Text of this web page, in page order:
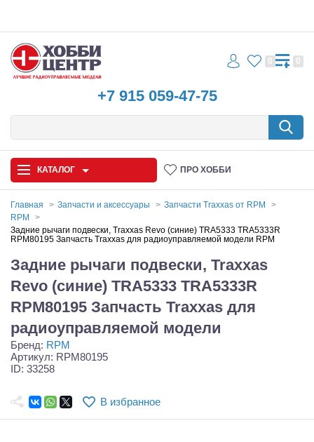
+7 915 059-47-75
0 0
КАТАЛОГ ПРО ХОББИ
Автомодели
Запчасти и аксессуары
Игрушки
Квадрокоптеры
Конструкторы
Главная Запчасти и аксессуары
Запчасти Traxxas от RPM
RPM
Задние рычаги подвески, Traxxas Revo (синие) TRA5333 TRA5333R
RPM80195 Запчасть Traxxas для радиоуправляемой модели RPM
Задние рычаги подвески, Traxxas
Revo (синие) TRA5333 TRA5333R
RPM80195 Запчасть Traxxas для
радиоуправляемой модели
Бренд: RPM
Артикул: RPM80195
ID: 33258
В избранное